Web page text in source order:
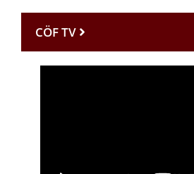
CÖF TV